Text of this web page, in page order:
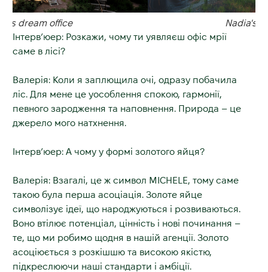
Інтерв’юер: Розкажи, чому ти уявляєш офіс мрії
саме в лісі?
Валерія: Коли я заплющила очі, одразу побачила
ліс. Для мене це уособлення спокою, гармонії,
певного зародження та наповнення. Природа – це
джерело мого натхнення.
Інтерв’юер: А чому у формі золотого яйця?
Валерія: Взагалі, це ж символ MICHELE, тому саме
такою була перша асоціація. Золоте яйце
символізує ідеї, що народжуються і розвиваються.
Воно втілює потенціал, цінність і нові починання –
те, що ми робимо щодня в нашій агенції. Золото
асоціюється з розкішшю та високою якістю,
підкреслюючи наші стандарти і амбіції.